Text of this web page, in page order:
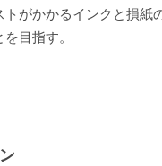
がかかるインクと損紙
目指す。